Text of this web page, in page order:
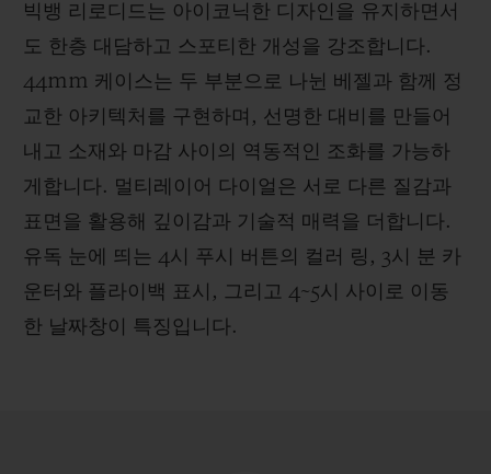
빅뱅 리로디드는 아이코닉한 디자인을 유지하면서
도 한층 대담하고 스포티한 개성을 강조합니다.
44mm 케이스는 두 부분으로 나뉜 베젤과 함께 정
교한 아키텍처를 구현하며, 선명한 대비를 만들어
내고 소재와 마감 사이의 역동적인 조화를 가능하
게합니다. 멀티레이어 다이얼은 서로 다른 질감과
표면을 활용해 깊이감과 기술적 매력을 더합니다.
유독 눈에 띄는 4시 푸시 버튼의 컬러 링, 3시 분 카
운터와 플라이백 표시, 그리고 4~5시 사이로 이동
한 날짜창이 특징입니다.